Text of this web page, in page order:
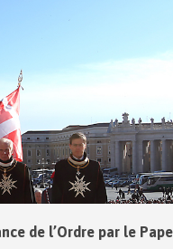
de l’Ordre par le Pape